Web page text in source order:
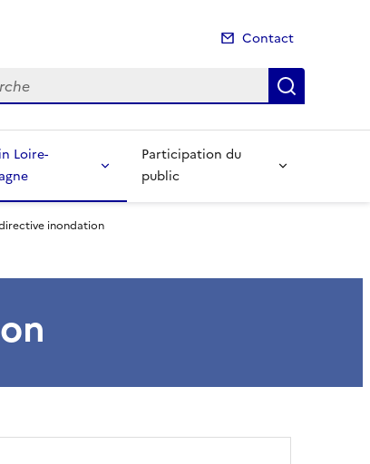
Contact
Loire-
Participation du
public
inondation